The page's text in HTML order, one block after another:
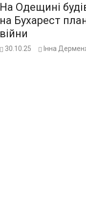
На Одещині
на Бухарест
війни
30.10.25 Інна